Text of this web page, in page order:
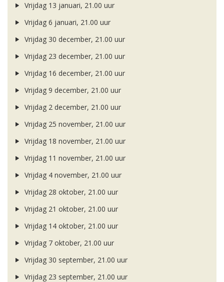
Vrijdag 13 januari, 21.00 uur
Vrijdag 6 januari, 21.00 uur
Vrijdag 30 december, 21.00 uur
Vrijdag 23 december, 21.00 uur
Vrijdag 16 december, 21.00 uur
Vrijdag 9 december, 21.00 uur
Vrijdag 2 december, 21.00 uur
Vrijdag 25 november, 21.00 uur
Vrijdag 18 november, 21.00 uur
Vrijdag 11 november, 21.00 uur
Vrijdag 4 november, 21.00 uur
Vrijdag 28 oktober, 21.00 uur
Vrijdag 21 oktober, 21.00 uur
Vrijdag 14 oktober, 21.00 uur
Vrijdag 7 oktober, 21.00 uur
Vrijdag 30 september, 21.00 uur
Vrijdag 23 september, 21.00 uur